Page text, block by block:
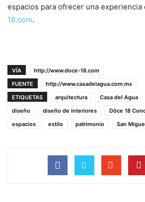
espacios para ofrecer una experiencia
18.com.
VÍA
http://www.doce-18.com
FUENTE
http://www.casadelagua.com.mx
ETIQUETAS
arquitectura Casa del Agua
diseño
diseño de interiores
Dôce 18
espacios
estilo patrimonio San